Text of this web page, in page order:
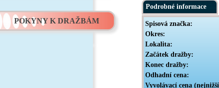
POKYNY K DRAŽBÁM
Podrobné informace
Spisová značka:
Okres:
Lokalita:
Začátek dražby:
Konec dražby:
Odhadní cena:
Vyvolávací cena